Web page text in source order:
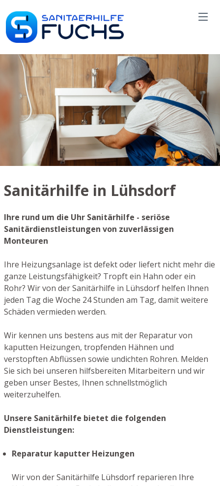
Sanitärhilfe in Lühsdorf
Ihre rund um die Uhr Sanitärhilfe - seriöse
Sanitärdienstleistungen von zuverlässigen
Monteuren
Ihre Heizungsanlage ist defekt oder liefert nicht mehr die
ganze Leistungsfähigkeit? Tropft ein Hahn oder ein
Rohr? Wir von der Sanitärhilfe in Lühsdorf helfen Ihnen
jeden Tag die Woche 24 Stunden am Tag, damit weitere
Schäden vermieden werden.
Wir kennen uns bestens aus mit der Reparatur von
kaputten Heizungen, tropfenden Hähnen und
verstopften Abflüssen sowie undichten Rohren. Melden
Sie sich bei unseren hilfsbereiten Mitarbeitern und wir
geben unser Bestes, Ihnen schnellstmöglich
weiterzuhelfen.
Unsere Sanitärhilfe bietet die folgenden
Dienstleistungen:
Reparatur kaputter Heizungen
Wir von der Sanitärhilfe Lühsdorf reparieren Ihre